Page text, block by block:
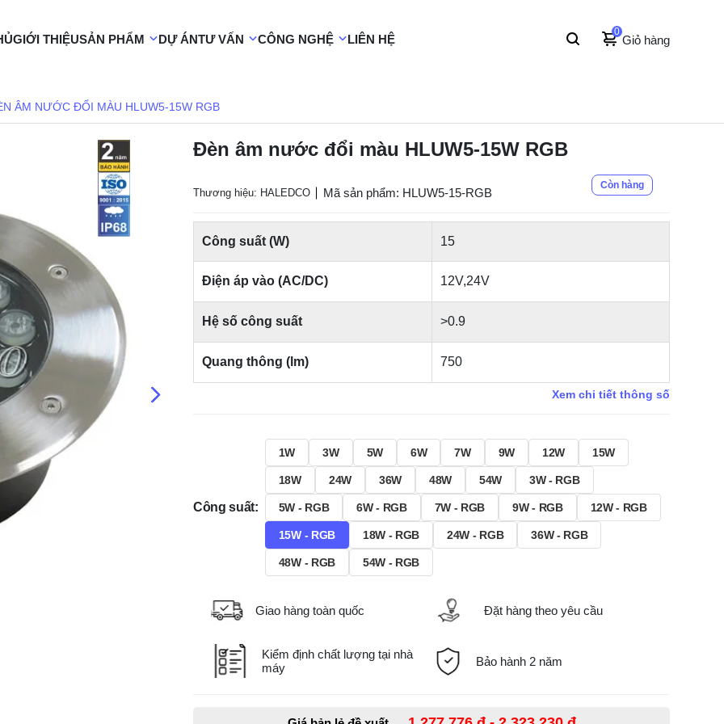
GIỚI THIỆUSẢN PHẨM DỰ ÁNTƯ VẤN CÔNG NGHỆ LIÊN HỆ
0
Giỏ hàng
ÂM NƯỚC ĐỔI MÀU HLUW5-15W RGB
Đèn âm nước đổi màu HLUW5-15W RGB
Thương hiệu: HALEDCO Mã sản phẩm: HLUW5-15-RGB
Còn hàng
Công suất (W) 15
Điện áp vào (AC/DC) 12V,24V
Hệ số công suất >0.9
Quang thông (lm) 750
Xem chi tiết thông số
Công suất:
1W 3W 5W 6W 7W 9W 12W 15W
18W 24W 36W 48W 54W 3W - RGB
5W - RGB 6W - RGB 7W - RGB 9W - RGB 12W - RGB
15W - RGB 18W - RGB 24W - RGB 36W - RGB
48W - RGB 54W - RGB
Giao hàng toàn quốc Đặt hàng theo yêu cầu
Kiểm định chất lượng tại nhà
máy
Bảo hành 2 năm